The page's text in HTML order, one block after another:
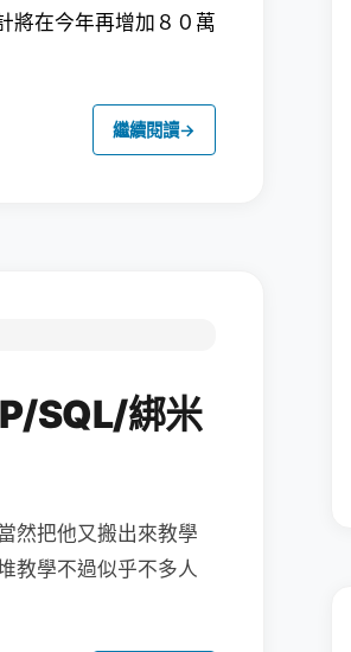
將在今年再增加８０萬
繼續閱讀→
SQL/綁米
然把他又搬出來教學
教學不過似乎不多人